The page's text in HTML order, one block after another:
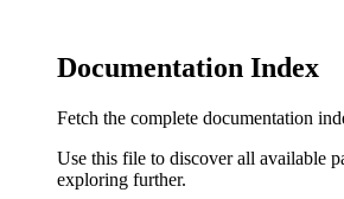
Documentation Index
Fetch the complete documentation
Use this file to discover all available
exploring further.